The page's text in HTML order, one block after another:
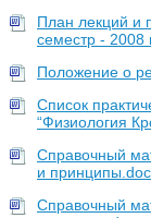
План лекций и
семестр - 2008
Положение о
Список
“Физиология
Справочный
и принципы.doc
Справочный